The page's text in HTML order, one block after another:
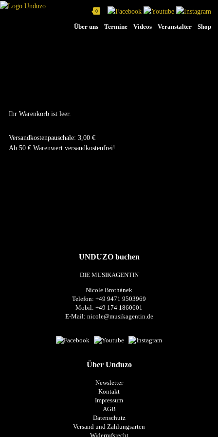
0
Über uns Termine Videos Veranstalter Shop
Ihr Warenkorb ist leer.
Versandkostenpauschale: 3,00 €
Ab 50 € Warenwert versandkostenfrei!
UNDUZO buchen
DIE MUSIKAGENTIN
Nicole Brothánek
Telefon: +49 9471 9503969
Mobil: +49 174 1860601
E-Mail: nicole@musikagentin.de
Über Unduzo
Newsletter
Kontakt
Impressum
AGB
Datenschutz
Versand und Zahlungsarten
Widerrufsrecht